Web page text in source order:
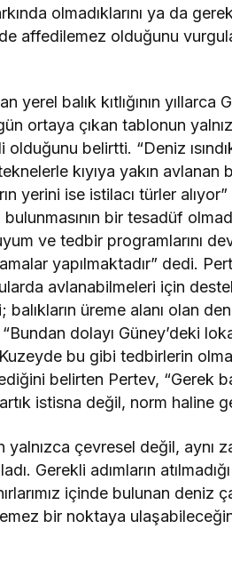
olmadıklarını ya da
affedilemez olduğunu
yerel balık kıtlığının yıllarca
ortaya çıkan tablonun
belirtti. “Deniz
kıyıya yakın avlanan
yerini ise istilacı türler
bir tesadüf
ve tedbir programlarını
yapılmaktadır” dedi.
avlanabilmeleri için
üreme alanı olan
dolayı Güney’deki
bu gibi tedbirlerin
belirten Pertev, “Gerek
istisna değil, norm haline
yalnızca çevresel değil, aynı
Gerekli adımların
içinde bulunan deniz
bir noktaya